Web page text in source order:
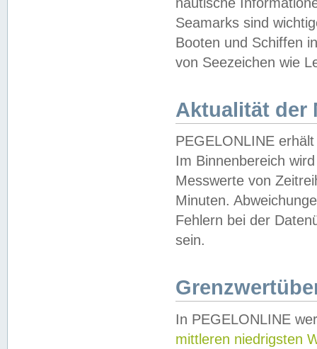
Seamarks sind
Booten und Schiffen
von Seezeichen wie
Aktualität der
PEGELONLINE
Im Binnenbereich
Messwerte von
Minuten.
Fehlern bei der
sein.
In PEGELONLINE
mittleren niedrigsten